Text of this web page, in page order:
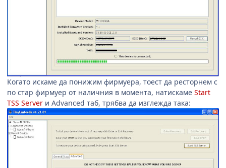
Когато искаме да понижим фирмуера, тоест да ресторнем с
по стар фирмуер от наличния в момента, натискаме Start
TSS Server и Advanced таб, трябва да изглежда така: